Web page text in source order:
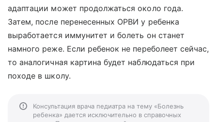
адаптации может продолжаться около года.
Затем, после перенесенных ОРВИ у ребенка
выработается иммунитет и болеть он станет
намного реже. Если ребенок не переболеет сейчас,
то аналогичная картина будет наблюдаться при
походе в школу.
Консультация врача педиатра на тему «Болезнь
ребенка» дается исключительно в справочных